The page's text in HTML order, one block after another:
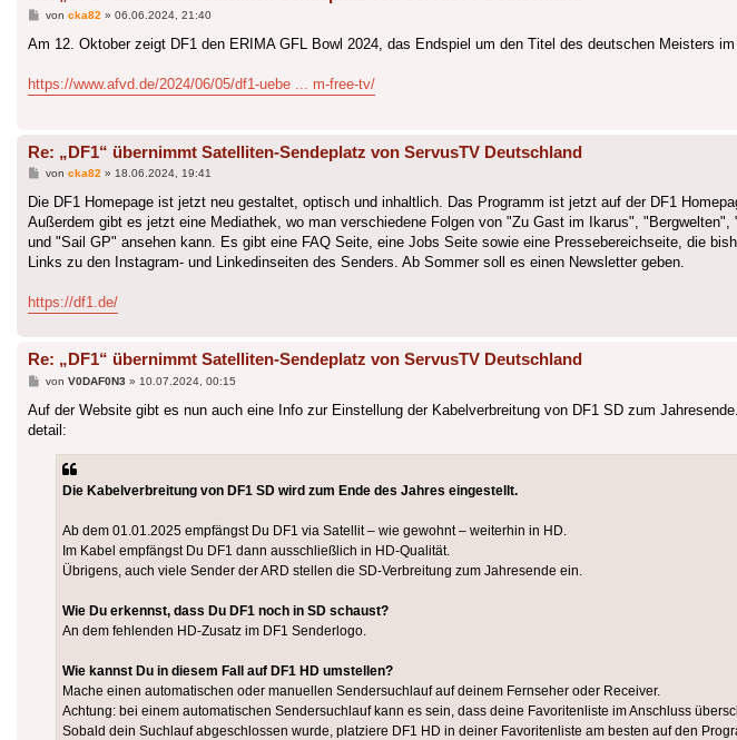
Beitrag
von cka82 » 06.06.2024, 21:40
Am 12. Oktober zeigt DF1 den ERIMA GFL Bowl 2024, das Endspiel um den Titel des deutschen Meisters
https://www.afvd.de/2024/06/05/df1-uebe ... m-free-tv/
Re: „DF1“ übernimmt Satelliten-Sendeplatz von ServusTV Deutschland
Beitrag
von cka82 » 18.06.2024, 19:41
Die DF1 Homepage ist jetzt neu gestaltet, optisch und inhaltlich. Das Programm ist jetzt auf der DF1
Außerdem gibt es jetzt eine Mediathek, wo man verschiedene Folgen von "Zu Gast im Ikarus",
und "Sail GP" ansehen kann. Es gibt eine FAQ Seite, eine Jobs Seite sowie eine Pressebereichseite, die
Links zu den Instagram- und Linkedinseiten des Senders. Ab Sommer soll es einen Newsletter geben.
https://df1.de/
Re: „DF1“ übernimmt Satelliten-Sendeplatz von ServusTV Deutschland
Beitrag
von V0DAF0N3» 10.07.2024, 00:15
Auf der Website gibt es nun auch eine Info zur Einstellung der Kabelverbreitung von DF1 SD zum
detail:
Die Kabelverbreitung von DF1 SD wird zum Ende des Jahres eingestellt.
Ab dem 01.01.2025 empfängst Du DF1 via Satellit – wie gewohnt – weiterhin in HD.
Im Kabel empfängst Du DF1 dann ausschließlich in HD-Qualität.
Übrigens, auch viele Sender der ARD stellen die SD-Verbreitung zum Jahresende ein.
Wie Du erkennst, dass Du DF1 noch in SD schaust?
An dem fehlenden HD-Zusatz im DF1 Senderlogo.
Wie kannst Du in diesem Fall auf DF1 HD umstellen?
Mache einen automatischen oder manuellen Sendersuchlauf auf deinem Fernseher oder Receiver.
Achtung: bei einem automatischen Sendersuchlauf kann es sein, dass deine Favoritenliste im Anschluss
Sobald dein Suchlauf abgeschlossen wurde, platziere DF1 HD in deiner Favoritenliste am besten auf den